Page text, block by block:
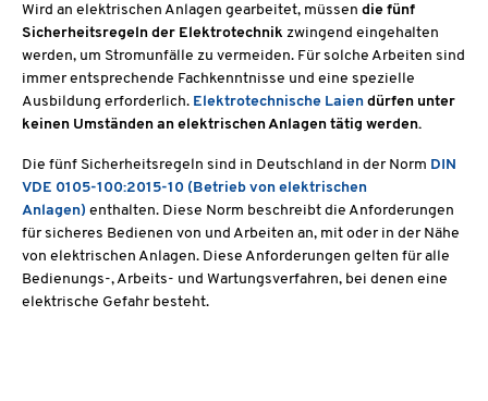
Wird an elektrischen Anlagen gearbeitet, müssen die fünf
Sicherheitsregeln der Elektrotechnik zwingend eingehalten
werden, um Stromunfälle zu vermeiden. Für solche Arbeiten sind
immer entsprechende Fachkenntnisse und eine spezielle
Ausbildung erforderlich. Elektrotechnische Laien dürfen unter
keinen Umständen an elektrischen Anlagen tätig werden.
Die fünf Sicherheitsregeln sind in Deutschland in der Norm DIN
VDE 0105-100:2015-10 (Betrieb von elektrischen
Anlagen) enthalten. Diese Norm beschreibt die Anforderungen
für sicheres Bedienen von und Arbeiten an, mit oder in der Nähe
von elektrischen Anlagen. Diese Anforderungen gelten für alle
Bedienungs-, Arbeits- und Wartungsverfahren, bei denen eine
elektrische Gefahr besteht.